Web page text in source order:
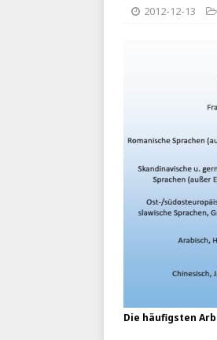
2012-12-13
Die häufigsten